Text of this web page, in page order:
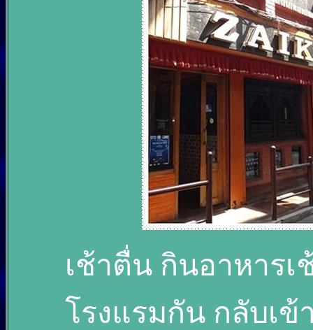
เช้าตื่น กินอาหารเ
โรงแรมกัน กลับเ